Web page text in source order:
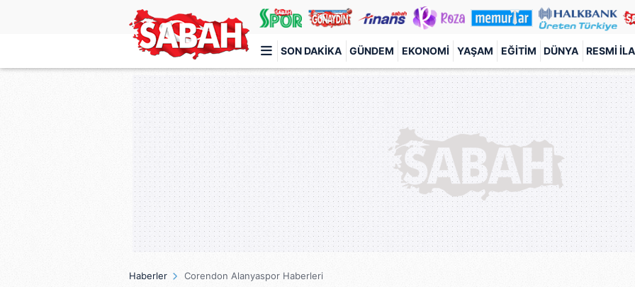
SON DAKIKA GÜNDEM EKONOMI YAŞAM EĞITIM DÜNYA RESMI
Türkiye'nin en iyi haber sitesi
Haberler Corendon Alanyaspor Haberleri